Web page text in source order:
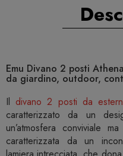
Emu Divano 2 posti
da giardino, outdoor,
Il divano 2 posti da
caratterizzato da un
un’atmosfera conviviale
caratterizzata da un